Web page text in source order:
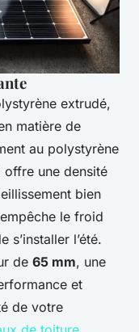
extrudé,
matière de
au polystyrène
offre une densité
bien
le froid
s’installer l’été.
de 65 mm, une
et
de votre